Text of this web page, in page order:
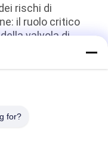
autoclavi
rischi di
il ruolo critico
valvola di
for?